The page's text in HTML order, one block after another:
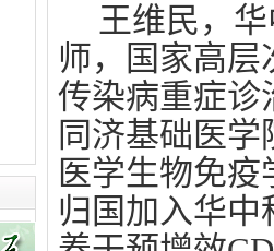
王维民，
师，国家高
传染病重症诊
同济基础医
医学生物免
归国加入华